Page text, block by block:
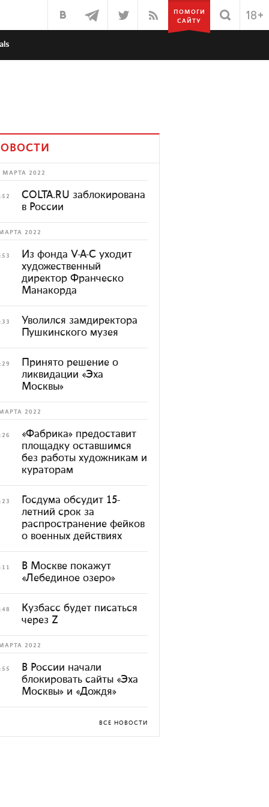
ПОМОГИ
САЙТУ
МАРТА 2022
COLTA.RU заблокирована
в России
2022
Из фонда V-A-C уходит
художественный
директор Франческо
Манакорда
Уволился замдиректора
Пушкинского музея
Принято решение о
ликвидации «Эха
Москвы»
2022
«Фабрика» предоставит
площадку оставшимся
без работы художникам и
кураторам
Госдума обсудит 15-
летний срок за
распространение фейков
о военных действиях
В Москве покажут
«Лебединое озеро»
Кузбасс будет писаться
через Z
2022
В России начали
блокировать сайты «Эха
Москвы» и «Дождя»
ВСЕ НОВОСТИ